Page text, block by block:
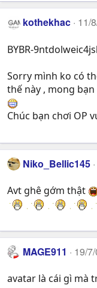
kothekhac 11/
BYBR-
Sorry mình ko có
thế này , mong
Chúc bạn chơi OP
Niko_Bellic145
Avt ghê gớm thật
MAGE911 19/
avatar là cái gì mà